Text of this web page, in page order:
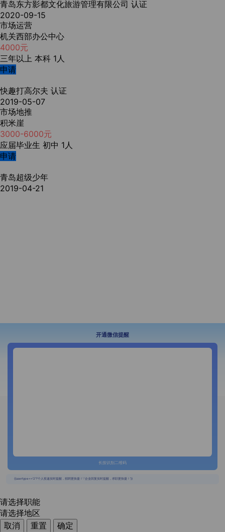
青岛东方影都文化旅游管理有限公司 认证
2020-09-15
市场运营
机关西部办公中心
4000元
三年以上 本科 1人
申请
快趣打高尔夫 认证
2019-05-07
市场地推
积米崖
3000-6000元
应届毕业生 初中 1人
申请
青岛超级少年
2019-04-21
开通微信提醒
长按识别二维码
{{usertype=='2'?'个人投递实时提醒，招聘更快捷！':'企业回复实时提醒，求职更快捷！'}}
请选择职能
请选择地区
取消
重置
确定